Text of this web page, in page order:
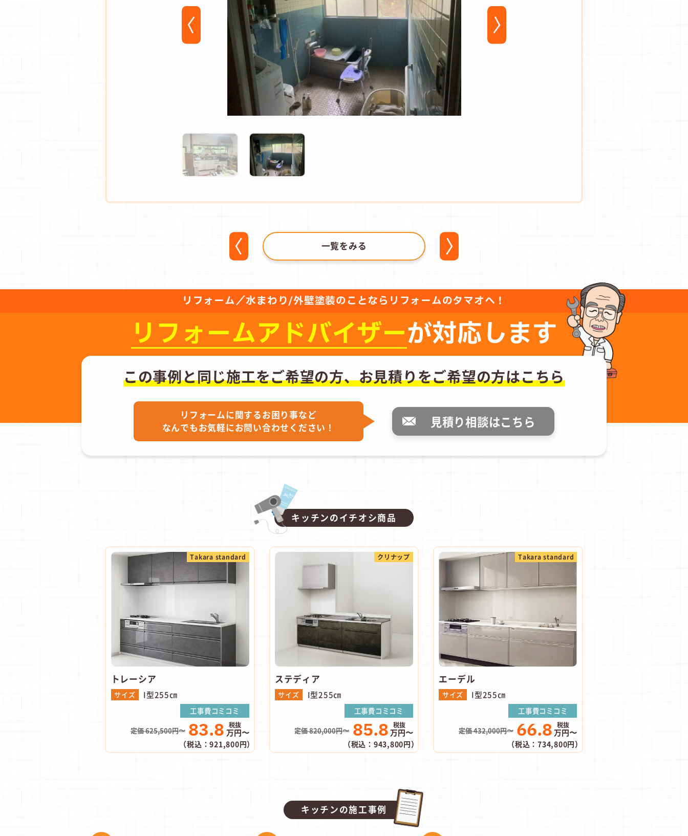
一覧をみる
リフォーム／水まわり/外壁塗装のことならリフォームのタマオへ！
リフォームアドバイザーが対応します
この事例と同じ施工をご希望の方、お見積りをご希望の方はこちら
リフォームに関するお困り事など
なんでもお気軽にお問い合わせください！
見積り相談はこちら
キッチンのイチオシ商品
Takara standard
トレーシア
サイズ I型255㎝
工事費コミコミ
定価 625,500円〜 83.8 万円〜
（税込：921,800円）
クリナップ
ステディア
サイズ I型255㎝
工事費コミコミ
定価 820,000円〜 85.8 万円〜
（税込：943,800円）
Takara standard
エーデル
サイズ I型255㎝
工事費コミコミ
定価 432,000円〜 66.8 万円〜
（税込：734,800円）
キッチンの施工事例